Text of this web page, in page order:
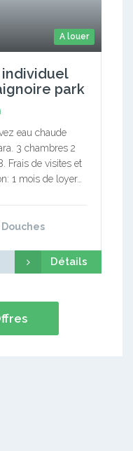
A louer
park
eau chaude
3 chambres 2
Frais de visites et
1 mois de loyer…
Douches
Détails